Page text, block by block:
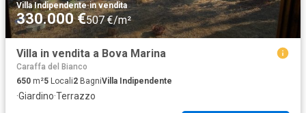
Villa Indipendente·in vendita
330.000 €507 €/m²
Villa in vendita a Bova Marina
Caraffa del Bianco
650 m²5 Locali2 BagniVilla Indipendente
·Giardino·Terrazzo